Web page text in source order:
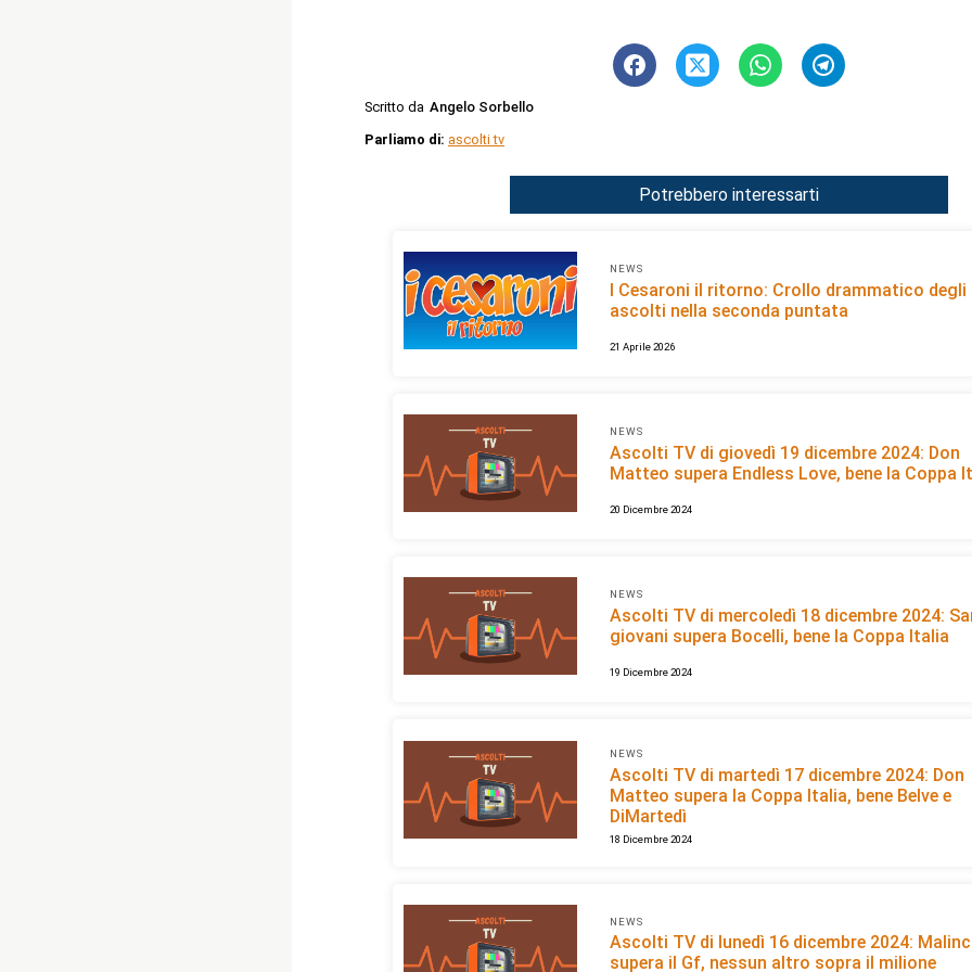
Scritto da Angelo Sorbello
Parliamo di: ascolti tv
Potrebbero interessarti
NEWS
I Cesaroni il ritorno: Crollo drammatico degli
ascolti nella seconda puntata
21 Aprile 2026
NEWS
Ascolti TV di giovedì 19 dicembre 2024: Don
Matteo supera Endless Love, bene la Coppa
20 Dicembre 2024
NEWS
Ascolti TV di mercoledì 18 dicembre 2024:
giovani supera Bocelli, bene la Coppa Italia
19 Dicembre 2024
NEWS
Ascolti TV di martedì 17 dicembre 2024: Don
Matteo supera la Coppa Italia, bene Belve e
DiMartedì
18 Dicembre 2024
NEWS
Ascolti TV di lunedì 16 dicembre 2024:
supera il Gf, nessun altro sopra il milione